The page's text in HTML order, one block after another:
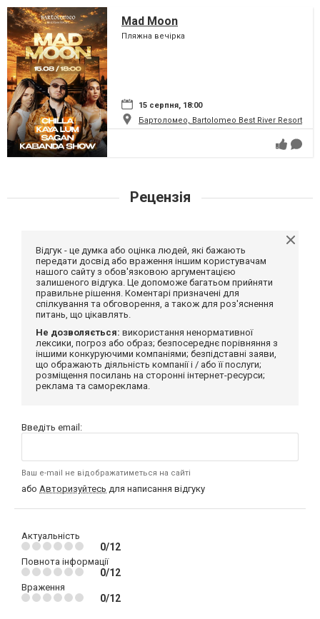
Mad Moon
Пляжна вечірка
15 серпня, 18:00
Бартоломео, Bartolomeo Best River Resort
Рецензія
Відгук - це думка або оцінка людей, які бажають
передати досвід або враження іншим користувачам
нашого сайту з обов'язковою аргументацією
залишеного відгука. Це допоможе багатьом прийняти
правильне рішення. Коментарі призначені для
спілкування та обговорення, а також для роз'яснення
питань, що цікавлять.
Не дозволяється: використання ненормативної
лексики, погроз або образ; безпосереднє порівняння з
іншими конкуруючими компаніями; безпідставні заяви,
що ображають діяльність компанії і / або її послуги;
розміщення посилань на сторонні інтернет-ресурси;
реклама та самореклама.
Введіть email:
Ваш e-mail не відображатиметься на сайті
або Авторизуйтесь для написання відгуку
Актуальність
0/12
Повнота інформації
0/12
Враження
0/12